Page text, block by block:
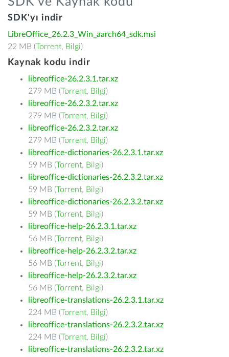
SDK'yı indir
LibreOffice_26.2.3_Win_aarch64_sdk.msi
22 MB (Torrent, Bilgi)
Kaynak kodu indir
libreoffice-26.2.3.1.tar.xz
279 MB (Torrent, Bilgi)
libreoffice-26.2.3.2.tar.xz
279 MB (Torrent, Bilgi)
libreoffice-26.2.3.2.tar.xz
279 MB (Torrent, Bilgi)
libreoffice-dictionaries-26.2.3.1.tar.xz
59 MB (Torrent, Bilgi)
libreoffice-dictionaries-26.2.3.2.tar.xz
59 MB (Torrent, Bilgi)
libreoffice-dictionaries-26.2.3.2.tar.xz
59 MB (Torrent, Bilgi)
libreoffice-help-26.2.3.1.tar.xz
56 MB (Torrent, Bilgi)
libreoffice-help-26.2.3.2.tar.xz
56 MB (Torrent, Bilgi)
libreoffice-help-26.2.3.2.tar.xz
56 MB (Torrent, Bilgi)
libreoffice-translations-26.2.3.1.tar.xz
224 MB (Torrent, Bilgi)
libreoffice-translations-26.2.3.2.tar.xz
224 MB (Torrent, Bilgi)
libreoffice-translations-26.2.3.2.tar.xz